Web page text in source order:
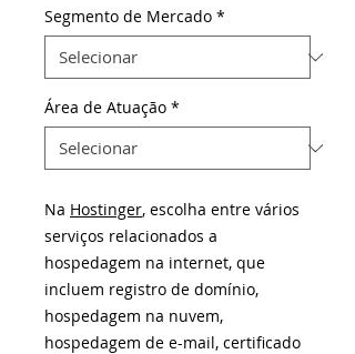
Segmento de Mercado *
Área de Atuação *
Na Hostinger, escolha entre vários
serviços relacionados a
hospedagem na internet, que
incluem registro de domínio,
hospedagem na nuvem,
hospedagem de e-mail, certificado